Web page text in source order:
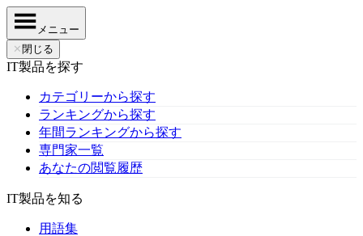
メニュー
✕ 閉じる
IT製品を探す
カテゴリーから探す
ランキングから探す
年間ランキングから探す
専門家一覧
あなたの閲覧履歴
IT製品を知る
用語集